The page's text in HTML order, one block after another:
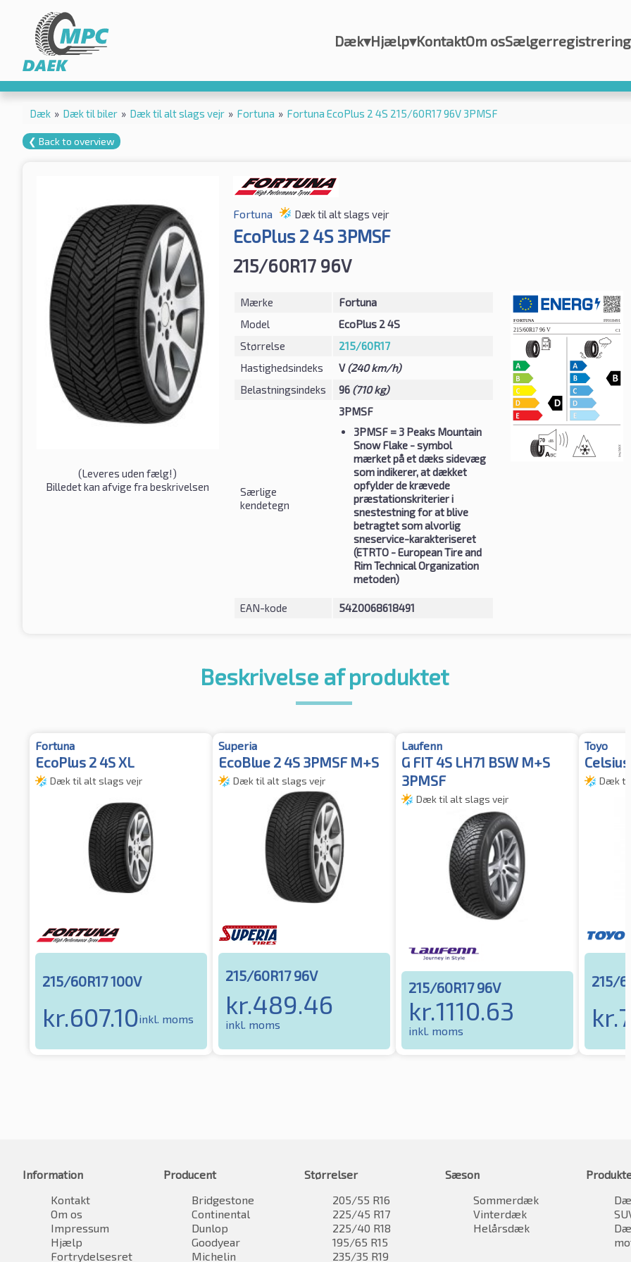
Dæk▾Hjælp▾KontaktOm osSælgerregistrering
Dæk » Dæk til biler » Dæk til alt slags vejr » Fortuna » Fortuna EcoPlus 2 4S 215/60R17 96V 3PMSF
❮ Back to overview
(Leveres uden fælg!)
Billedet kan afvige fra beskrivelsen
Fortuna Dæk til alt slags vejr
EcoPlus 2 4S 3PMSF
215/60R17 96V
Mærke
Fortuna
Model
EcoPlus 2 4S
Størrelse
215/60R17
Hastighedsindeks
V(240 km/h)
Belastningsindeks
96 (710 kg)
Særlige
kendetegn
3PMSF
3PMSF= 3 Peaks Mountain
Snow Flake - symbol
mærket på et dæks sidevæg
som indikerer, at dækket
opfylder de krævede
præstationskriterier i
snestestning for at blive
betragtet som alvorlig
sneservice-karakteriseret
(ETRTO - European Tire and
Rim Technical Organization
metoden)
EAN-kode 5420068618491
Beskrivelse af produktet
Fortuna
EcoPlus 2 4S XL
Dæk til alt slags vejr
215/60R17 100V
kr.607.10inkl. moms
Superia
EcoBlue 2 4S 3PMSF M+S
Dæk til alt slags vejr
215/60R17 96V
kr.489.46
inkl. moms
Laufenn
G FIT 4S LH71 BSW M+S
3PMSF
Dæk til alt slags vejr
215/60R17 96V
kr.1110.63
inkl. moms
Toyo
Celsius
Dæk til
215/
kr.
Information
Kontakt
Om os
Impressum
Hjælp
Fortrydelsesret
Producent
Bridgestone
Continental
Dunlop
Goodyear
Michelin
Størrelser
205/55 R16
225/45 R17
225/40 R18
195/65 R15
235/35 R19
Sæson
Sommerdæk
Vinterdæk
Helårsdæk